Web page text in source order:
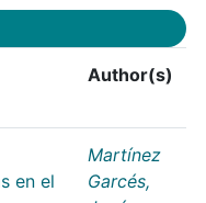
Author(s)
en el
Martínez
Garcés,